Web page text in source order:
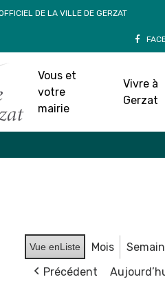
DE LA VILLE DE GERZAT
Vous et
votre
mairie
Vivre à
Gerzat
Vue enListe Mois
Précédent